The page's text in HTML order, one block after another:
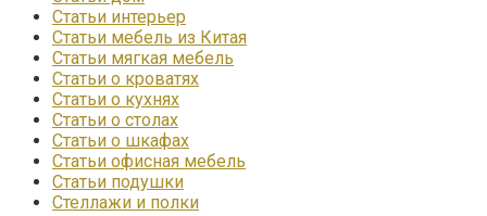
Статьи интерьер
Статьи мебель из Китая
Статьи мягкая мебель
Статьи о кроватях
Статьи о кухнях
Статьи о столах
Статьи о шкафах
Статьи офисная мебель
Статьи подушки
Стеллажи и полки